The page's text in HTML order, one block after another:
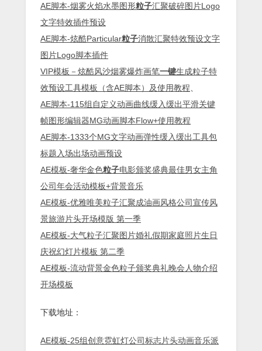
AE脚本-烟雾火焰水墨图形粒子汇聚破碎图片Logo
文字特效插件预设
AE脚本-炫酷Particular粒子消散汇聚特效预设文字
图片Logo脚本插件
VIP模板－炫酷风沙烟雾爆炸画笔一键生成粒子特
效预设工具模板（含AE脚本）及使用教程
AE脚本-115组自定义动画曲线缓入缓出平滑关键
帧图形编辑器MG动画脚本Flow+使用教程
AE脚本-1333个MG文字动画弹性缓入缓出工具包
标题入场出场动画预设
AE模板-奢华金色粒子电影颁奖盛典最佳男女主角
公司年会活动模板+背景音乐
AE模板-优雅唯美粒子汇聚成油画风格公司宣传风
景旅游片头开场模版 第一季
AE模板-大气粒子汇聚图片婚礼假期家庭照片生日
庆祝幻灯片模板 第二季
AE模板-流动背景金色粒子颁奖典礼晚会人物介绍
开场模板
下载地址：
AE模板-25组创意霓虹灯公司标志片头动画音乐派